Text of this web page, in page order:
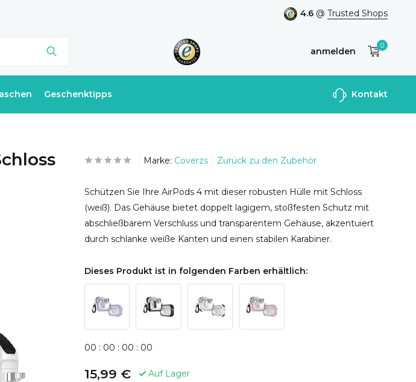
4.6 @ Trusted Shops
anmelden
Benutzerkonto
0
Geschenktipps Kontakt
Marke: Coverzs Zurück zu den Zubehör
Schützen Sie Ihre AirPods 4 mit dieser robusten Hülle mit Schloss
(weiß). Das Gehäuse bietet doppelt lagigem, stoßfesten Schutz mit
abschließbarem Verschluss und transparentem Gehäuse, akzentuiert
durch schlanke weiße Kanten und einen stabilen Karabiner.
Dieses Produkt ist in folgenden Farben erhältlich:
00 : 00 : 00 : 00
15,99 € Auf Lager